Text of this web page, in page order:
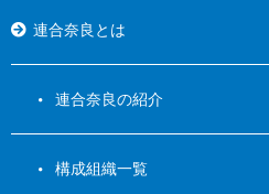
連合奈良とは
連合奈良の紹介
構成組織一覧